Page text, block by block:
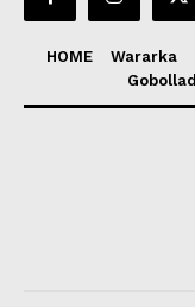
HOME Wararka